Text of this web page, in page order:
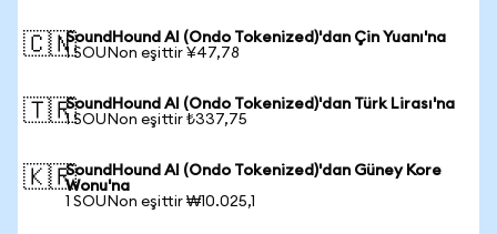
🇨🇳SoundHound AI (Ondo Tokenized)'dan Çin Yuanı'na
1 SOUNon eşittir ¥47,78
🇹🇷SoundHound AI (Ondo Tokenized)'dan Türk Lirası'na
1 SOUNon eşittir ₺337,75
🇰🇷SoundHound AI (Ondo Tokenized)'dan Güney Kore
Wonu'na
1 SOUNon eşittir ₩10.025,1